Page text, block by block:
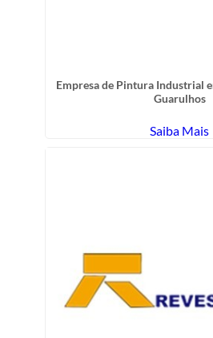
Empresa de Pintura Industrial
Guarulhos
Saiba Mais